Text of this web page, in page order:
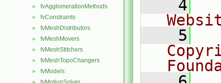
► fvAgglomerationMethods
► fvConstraints
► fvMeshDistributors
► fvMeshMovers
► fvMeshStitchers
► fvMeshTopoChangers
► fvModels
    4
    5